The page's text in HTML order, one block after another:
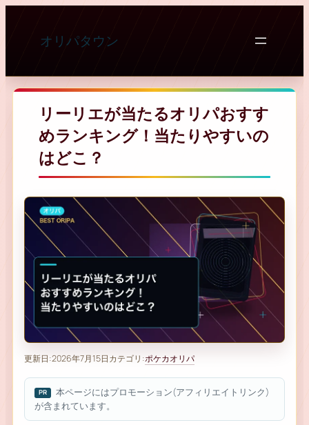
キ
ッ
オリパタウン
リーリエが当たるオリパおすす
めランキング！当たりやすいの
はどこ？
更新日:2026年7月15日カテゴリ:ポケカオリパ
本ページにはプロモーション(アフィリエイトリンク)
が含まれています。